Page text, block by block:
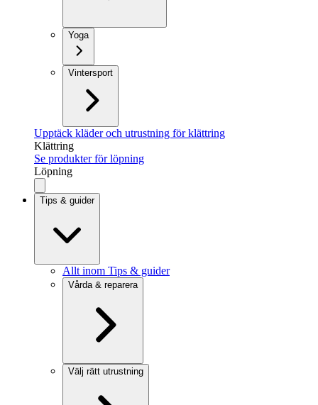
Yoga
Vintersport
Upptäck kläder och utrustning för klättring
Klättring
Se produkter för löpning
Löpning
Tips & guider
Allt inom Tips & guider
Vårda & reparera
Välj rätt utrustning